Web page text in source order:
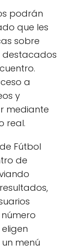
podrán
que les
sobre
destacados
a
y
mediante
real.
Fútbol
de
eligen
menú